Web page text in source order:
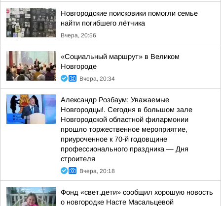
Новгородские поисковики помогли семье
найти погибшего лётчика
Вчера, 20:56
«Социальный маршрут» в Великом
Новгороде
Вчера, 20:34
Александр Розбаум: Уважаемые
Новгородцы!. Сегодня в большом зале
Новгородской областной филармонии
прошло торжественное мероприятие,
приуроченное к 70-й годовщине
профессионального праздника — Дня
строителя
Вчера, 20:18
Фонд «свет.дети» сообщил хорошую новость
о новгородке Насте Масальцевой